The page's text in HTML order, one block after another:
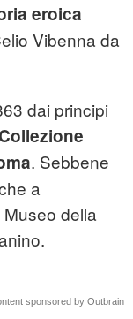
eroica
Vibenna da
dai principi
Collezione
. Sebbene
a
della
sponsored by Outbrain